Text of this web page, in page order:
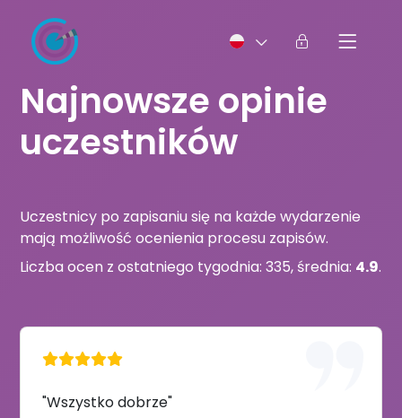
Najnowsze opinie
uczestników
Uczestnicy po zapisaniu się na każde wydarzenie
mają możliwość ocenienia procesu zapisów.
Liczba ocen z ostatniego tygodnia: 335, średnia: 4.9.
"Wszystko dobrze"